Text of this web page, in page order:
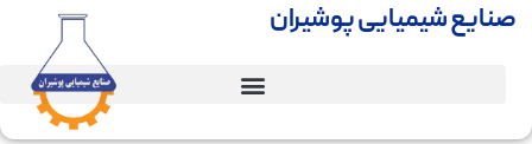
صنایع شیمیایی پوشیران